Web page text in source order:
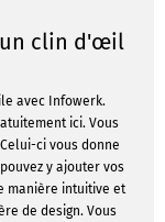
un clin d'œil
avec Infowerk.
ici. Vous
ci vous donne
y ajouter vos
manière intuitive et
de design. Vous